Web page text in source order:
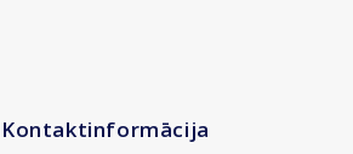
Kontaktinformācija